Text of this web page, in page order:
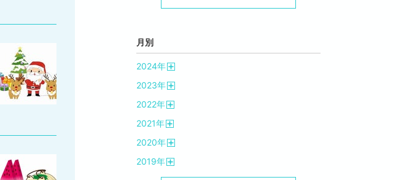
月別
2024年
2023年
2022年
2021年
2020年
2019年